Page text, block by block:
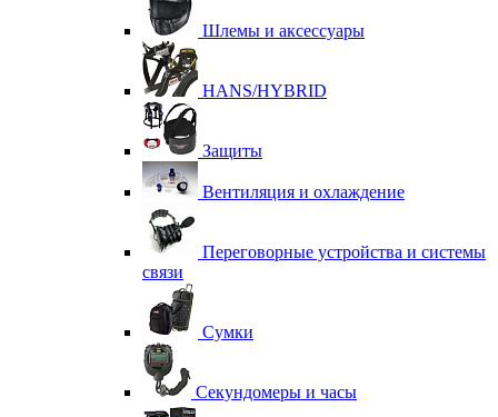
Шлемы и аксессуары
HANS/HYBRID
Защиты
Вентиляция и охлаждение
Переговорные устройства и системы
связи
Сумки
Секундомеры и часы